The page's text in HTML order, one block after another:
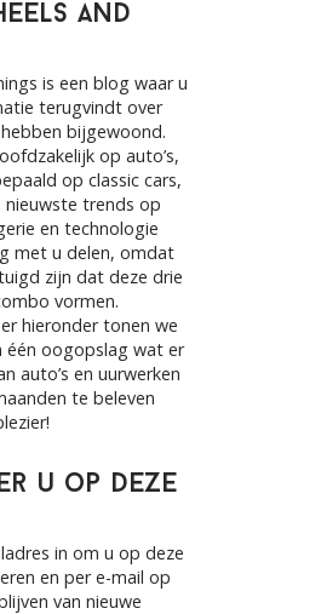
and
is een blog waar u
terugvindt over
bijgewoond.
op auto’s,
op classic cars,
nieuwste trends op
en technologie
met u delen, omdat
zijn dat deze drie
vormen.
hieronder tonen we
één oogopslag wat er
auto’s en uurwerken
te beleven
u op deze
in om u op deze
en per e-mail op
van nieuwe